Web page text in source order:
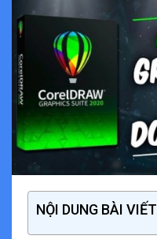
NỘI DUNG BÀI VIẾT